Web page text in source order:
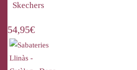
Skechers
54,95€